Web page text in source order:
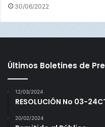
30/06/2022
Últimos Boletines de
12/03/2024
RESOLUCIÓN No 03-
20/02/2024